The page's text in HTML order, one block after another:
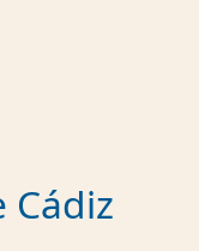
Cádiz